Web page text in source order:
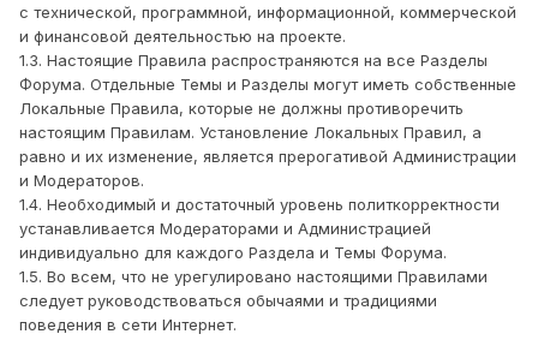
с технической, программной, информационной, коммерческой
и финансовой деятельностью на проекте.
1.3. Настоящие Правила распространяются на все Разделы
Форума. Отдельные Темы и Разделы могут иметь собственные
Локальные Правила, которые не должны противоречить
настоящим Правилам. Установление Локальных Правил, а
равно и их изменение, является прерогативой Администрации
и Модераторов.
1.4. Необходимый и достаточный уровень политкорректности
устанавливается Модераторами и Администрацией
индивидуально для каждого Раздела и Темы Форума.
1.5. Во всем, что не урегулировано настоящими Правилами
следует руководствоваться обычаями и традициями
поведения в сети Интернет.